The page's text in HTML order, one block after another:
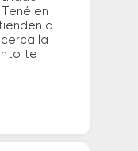
en
a
la
te